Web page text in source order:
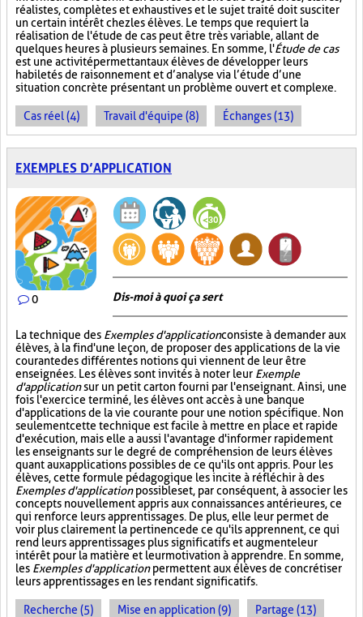
réalistes, complètes et exhaustives et le sujet traité doit susciter
un certain intérêt chez les élèves. Le temps que requiert la
réalisation de l'étude de cas peut être très variable, allant de
quelques heures à plusieurs semaines. En somme, l'Étude de cas
est une activité permettant aux élèves de développer leurs
habiletés de raisonnement et d’analyse via l’étude d’une
situation concrète présentant un problème ouvert et complexe.
Cas réel (4) Travail d'équipe (8) Échanges (13)
EXEMPLES D’APPLICATION
0 Dis-moi à quoi ça sert
La technique des Exemples d'applicationconsiste à demander aux
élèves, à la fin d'une leçon, de proposer des applications de la vie
courante des différentes notions qui viennent de leur être
enseignées. Les élèves sont invités à noter leur Exemple
d'applicationsur un petit carton fourni par l'enseignant. Ainsi, une
fois l'exercice terminé, les élèves ont accès à une banque
d'applications de la vie courante pour une notion spécifique. Non
seulement cette technique est facile à mettre en place et rapide
d'exécution, mais elle a aussi l'avantage d'informer rapidement
les enseignants sur le degré de compréhension de leurs élèves
quant aux applications possibles de ce qu'ils ont appris. Pour les
élèves, cette formule pédagogique les incite à réfléchir à des
Exemples d'applicationpossibles et, par conséquent, à associer les
concepts nouvellement appris aux connaissances antérieures, ce
qui renforce leurs apprentissages. De plus, elle leur permet de
voir plus clairement la pertinence de ce qu'ils apprennent, ce qui
rend leurs apprentissages plus significatifs et augmente leur
intérêt pour la matière et leur motivation à apprendre. En somme,
les Exemples d'applicationpermettent aux élèves de concrétiser
leurs apprentissages en les rendant significatifs.
Recherche (5) Mise en application (9) Partage (13)